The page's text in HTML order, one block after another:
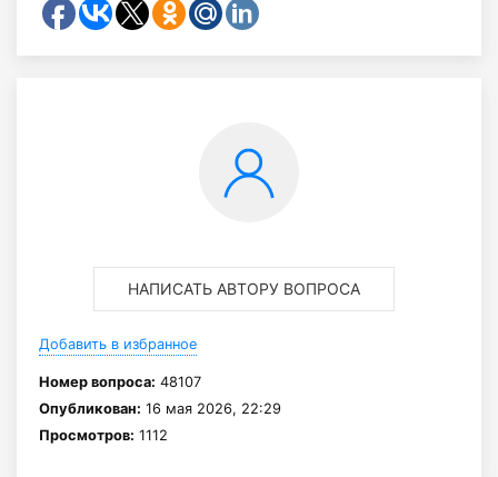
НАПИСАТЬ АВТОРУ ВОПРОСА
Добавить в избранное
Номер вопроса: 48107
Опубликован: 16 мая 2026, 22:29
Просмотров: 1112